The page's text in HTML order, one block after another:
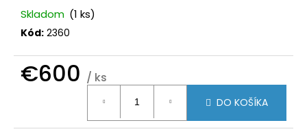
Skladom (1 ks)
Kód: 2360
€600 / ks
DO KOŠÍKA
O
d
o